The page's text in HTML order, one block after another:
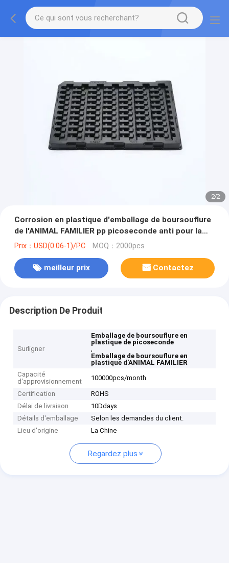
2/2
Corrosion en plastique d'emballage de boursouflure
de l'ANIMAL FAMILIER pp picoseconde anti pour la
puce électronique
Prix：USD(0.06-1)/PC MOQ：2000pcs
meilleur prix Contactez
Description De Produit
Surligner
Emballage de boursouflure en
plastique de picoseconde
,
Emballage de boursouflure en
plastique d'ANIMAL FAMILIER
Capacité
d'approvisionnement
100000pcs/month
Certification
ROHS
Délai de livraison
10Ddays
Détails d'emballage
Selon les demandes du client.
Lieu d'origine
La Chine
Regardez plus